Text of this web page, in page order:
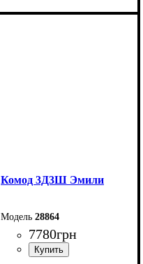
Ширина: 137,6 см
Комод 3Д3Ш Эмили
28864
7780грн